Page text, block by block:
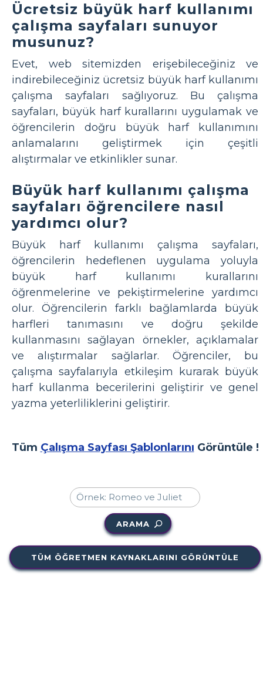
Ücretsiz büyük harf kullanımı
çalışma sayfaları sunuyor
musunuz?
Evet, web sitemizden erişebileceğiniz ve
indirebileceğiniz ücretsiz büyük harf kullanımı
çalışma sayfaları sağlıyoruz. Bu çalışma
sayfaları, büyük harf kurallarını uygulamak ve
öğrencilerin doğru büyük harf kullanımını
anlamalarını geliştirmek için çeşitli
alıştırmalar ve etkinlikler sunar.
Büyük harf kullanımı çalışma
sayfaları öğrencilere nasıl
yardımcı olur?
Büyük harf kullanımı çalışma sayfaları,
öğrencilerin hedeflenen uygulama yoluyla
büyük harf kullanımı kurallarını
öğrenmelerine ve pekiştirmelerine yardımcı
olur. Öğrencilerin farklı bağlamlarda büyük
harfleri tanımasını ve doğru şekilde
kullanmasını sağlayan örnekler, açıklamalar
ve alıştırmalar sağlarlar. Öğrenciler, bu
çalışma sayfalarıyla etkileşim kurarak büyük
harf kullanma becerilerini geliştirir ve genel
yazma yeterliliklerini geliştirir.
Tüm Çalışma Sayfası Şablonlarını Görüntüle !
ARAMA
TÜM ÖĞRETMEN KAYNAKLARINI GÖRÜNTÜLE